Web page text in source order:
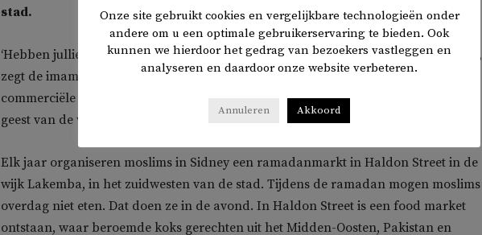
stad.
‘Hebben jullie gezien in onze gemeenschappen wat er van ramadan geworden is?’,
zegt de imam in zijn TikTok-video die hij maandag online zette. Het hoge
commerciële gehalte van de ramadanmarkt gaat volgens hem in tegen de ware
geest van de vastenmaand.
Elk jaar organiseren moslims in Sidney een ramadanmarkt in Haldon Street in de
wijk Lakemba, in het zuidwesten van de stad. Tijdens de ramadan mogen moslims
overdag niet eten. Dat doen ze in de avond. In Haldon Street is een food market
ontstaan, waar beroemde koks gerechten uit het Midden-Oosten, Pakistan en
Onze site gebruikt cookies en vergelijkbare technologieën onder
andere om u een optimale gebruikerservaring te bieden. Ook
kunnen we hierdoor het gedrag van bezoekers vastleggen en
analyseren en daardoor onze website verbeteren.
Annuleren Akkoord